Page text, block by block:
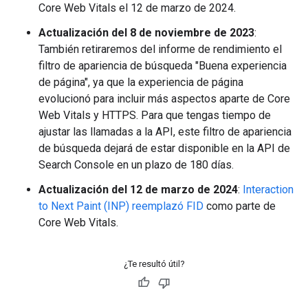
Core Web Vitals el 12 de marzo de 2024.
Actualización del 8 de noviembre de 2023:
También retiraremos del informe de rendimiento el
filtro de apariencia de búsqueda "Buena experiencia
de página", ya que la experiencia de página
evolucionó para incluir más aspectos aparte de Core
Web Vitals y HTTPS. Para que tengas tiempo de
ajustar las llamadas a la API, este filtro de apariencia
de búsqueda dejará de estar disponible en la API de
Search Console en un plazo de 180 días.
Actualización del 12 de marzo de 2024: Interaction
to Next Paint (INP) reemplazó FID como parte de
Core Web Vitals.
¿Te resultó útil?